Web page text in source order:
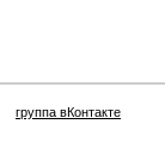
группа вКонтакте